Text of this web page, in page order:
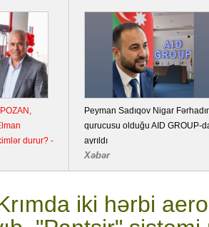
aerodromu
məhv
Şuşa Bəyannaməsinin
imzalanmasından beş il ötür
Xəbər
iki hərbi